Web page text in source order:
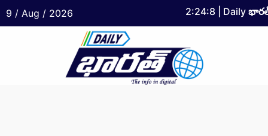
9 / Aug / 2026 2:24:9 | Daily